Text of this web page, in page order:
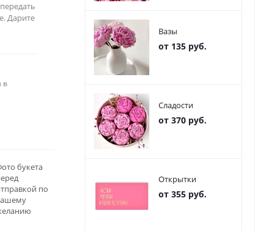
Дарите
в
букета
по
Вазы
от 135 руб.
Сладости
от 370 руб.
Открытки
от 355 руб.